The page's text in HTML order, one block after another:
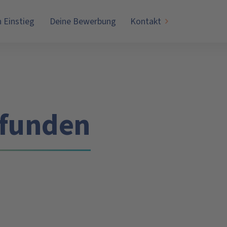
Einstieg Deine Bewerbung Kontakt